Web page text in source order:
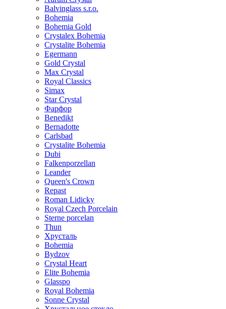
Balvinglass s.r.o.
Bohemia
Bohemia Gold
Crystalex Bohemia
Crystalite Bohemia
Egermann
Gold Crystal
Max Crystal
Royal Classics
Simax
Star Crystal
Фарфор
Benedikt
Bernadotte
Carlsbad
Crystalite Bohemia
Dubi
Falkenporzellan
Leander
Queen's Crown
Repast
Roman Lidicky
Royal Czech Porcelain
Sterne porcelan
Thun
Хрусталь
Bohemia
Bydzov
Crystal Heart
Elite Bohemia
Glasspo
Royal Bohemia
Sonne Crystal